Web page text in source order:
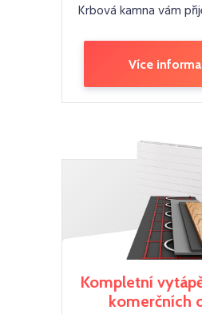
Krbová kamna vám
Více
Kompletní
komerčních